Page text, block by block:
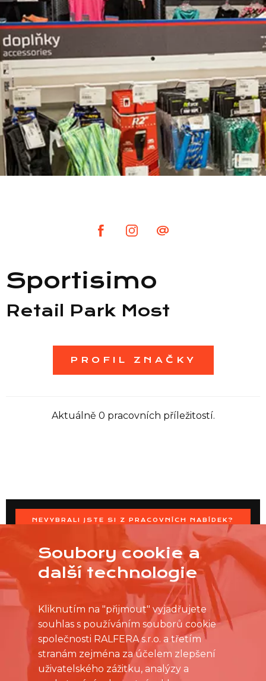
Seznam NC
Sportisimo
Retail Park Most
PROFIL ZNAČKY
Aktuálně 0 pracovních příležitostí.
NEVYBRALI JSTE SI Z PRACOVNÍCH NABÍDEK?
OSLOVTE PRODEJNU PŘÍMO S VAŠIMI ČASOVÝMI
MOŽNOSTMI
Soubory cookie a
další technologie
Kliknutím na "přijmout" vyjadřujete
souhlas s používáním souborů cookie
společnosti RALFERA s.r.o. a třetím
stranám zejména za účelem zlepšení
uživatelského zážitku, analýzy a